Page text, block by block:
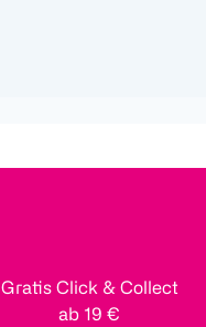
Gratis Click & Collect
ab 19 €